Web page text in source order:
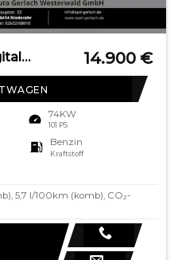
OPEL Mokka Edition Digitales Cockpit LED Apple CarPla 14.900 €
74KW
101 PS
Benzin
Kraftstoff
5,7 l/100km (komb), CO₂-